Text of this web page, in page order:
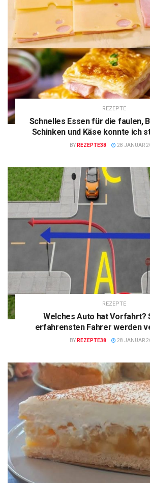
REZEPTE
Schnelles Essen für die faulen,
Schinken und Käse konnte ich
BY REZEPTE38 28 JANUAR
REZEPTE
Welches Auto hat Vorfahrt?
erfahrensten Fahrer werden
BY REZEPTE38 28 JANUAR